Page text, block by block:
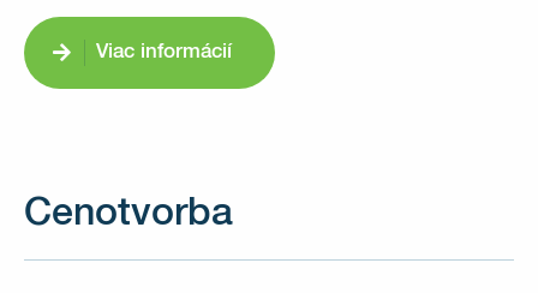
Viac informácií
Cenotvorba